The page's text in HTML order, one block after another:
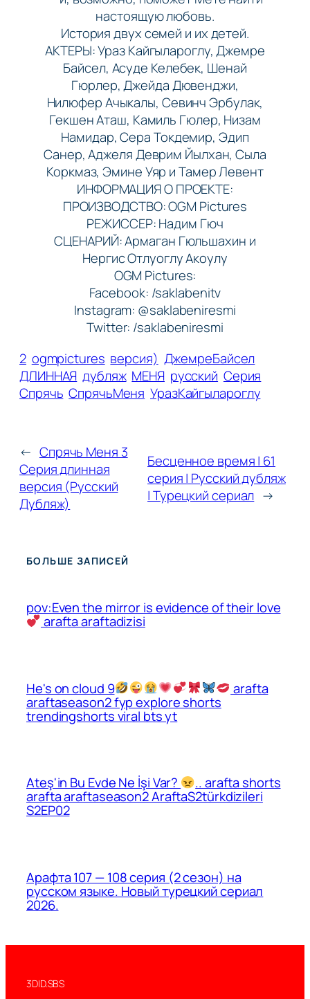
настоящую любовь.
История двух семей и их детей.
АКТЕРЫ: Ураз Кайгылароглу, Джемре
Байсел, Асуде Келебек, Шенай
Гюрлер, Джейда Дювенджи,
Нилюфер Ачыкалы, Севинч Эрбулак,
Гекшен Аташ, Камиль Гюлер, Низам
Намидар, Сера Токдемир, Эдип
Санер, Аджеля Деврим Йылхан, Сыла
Коркмаз, Эмине Уяр и Тамер Левент
ИНФОРМАЦИЯ О ПРОЕКТЕ:
ПРОИЗВОДСТВО: OGM Pictures
РЕЖИССЕР: Надим Гюч
СЦЕНАРИЙ: Армаган Гюльшахин и
Нергис Отлуоглу Акоулу
OGM Pictures:
Facebook: /saklabenitv
Instagram: @saklabeniresmi
Twitter: /saklabeniresmi
2 ogmpictures версия) ДжемреБайсел
ДЛИННАЯ дубляж МЕНЯ русский Серия
Спрячь СпрячьМеня УразКайгылароглу
← Спрячь Меня 3
Серия длинная
версия (Русский
Дубляж)
Бесценное время | 61
серия | Русский дубляж
| Турецкий сериал →
БОЛЬШЕ ЗАПИСЕЙ
pov:Even the mirror is evidence of their love
arafta araftadizisi
He's on cloud 9 arafta
araftaseason2 fyp explore shorts
trendingshorts viral bts yt
Ateş'in Bu Evde Ne İşi Var? .. arafta shorts
arafta araftaseason2 AraftaS2türkdizileri
S2EP02
Арафта 107 — 108 серия (2 сезон) на
русском языке. Новый турецкий сериал
2026.
3DID.SBS